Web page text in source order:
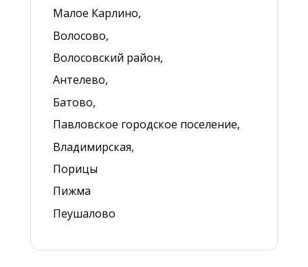
Малое Карлино,
Волосово,
Волосовский район,
Антелево,
Батово,
Павловское городское поселение,
Владимирская,
Порицы
Пижма
Пеушалово